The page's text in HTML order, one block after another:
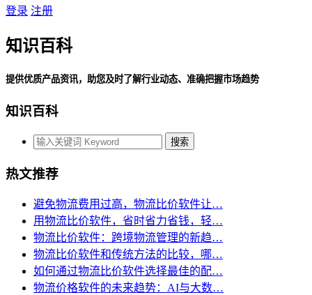
登录 注册
知识百科
提供优质产品资讯，助您及时了解行业动态、准确把握市场趋势
知识百科
热文推荐
避免物流费用过高，物流比价软件让…
用物流比价软件，省时省力省钱，轻…
物流比价软件：跨境物流管理的新趋…
物流比价软件和传统方法的比较，哪…
如何通过物流比价软件选择最佳的配…
物流价格软件的未来趋势：AI与大数…